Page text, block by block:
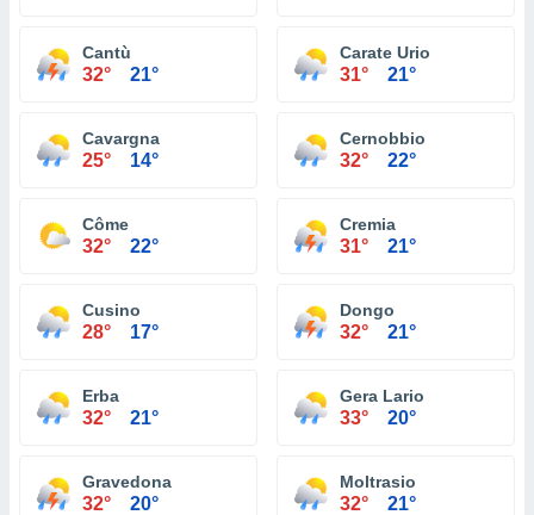
Cantù
32° 21°
Carate Urio
31° 21°
Cavargna
25° 14°
Cernobbio
32° 22°
Côme
32° 22°
Cremia
31° 21°
Cusino
28° 17°
Dongo
32° 21°
Erba
32° 21°
Gera Lario
33° 20°
Gravedona
32° 20°
Moltrasio
32° 21°